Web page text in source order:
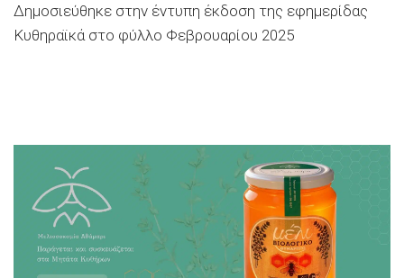
Δημοσιεύθηκε στην έντυπη έκδοση της εφημερίδας
Κυθηραϊκά στο φύλλο Φεβρουαρίου 2025